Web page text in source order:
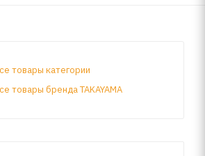
товары категории
товары бренда TAKAYAMA